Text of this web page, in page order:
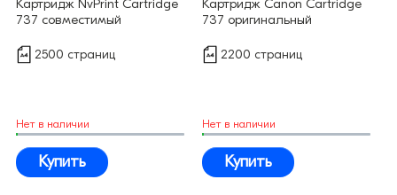
Картридж NvPrint Cartridge
737 совместимый
2500 страниц
Нет в наличии
Купить
Картридж Canon Cartridge
737 оригинальный
2200 страниц
Нет в наличии
Купить